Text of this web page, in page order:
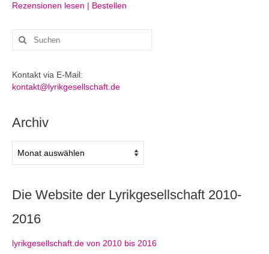
Rezensionen lesen | Bestellen
Suchen
nach:
Kontakt via E-Mail:
kontakt@lyrikgesellschaft.de
Archiv
Die Website der Lyrikgesellschaft 2010-
2016
lyrikgesellschaft.de von 2010 bis 2016